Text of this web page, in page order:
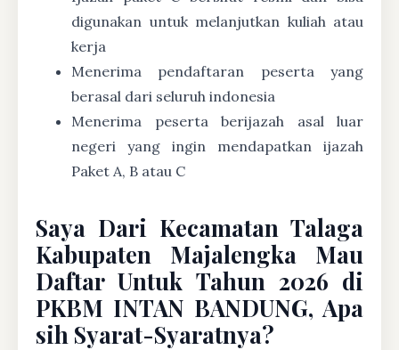
digunakan untuk melanjutkan kuliah atau
kerja
Menerima pendaftaran peserta yang
berasal dari seluruh indonesia
Menerima peserta berijazah asal luar
negeri yang ingin mendapatkan ijazah
Paket A, B atau C
Saya Dari Kecamatan Talaga
Kabupaten Majalengka Mau
Daftar Untuk Tahun 2026 di
PKBM INTAN BANDUNG, Apa
sih Syarat-Syaratnya?